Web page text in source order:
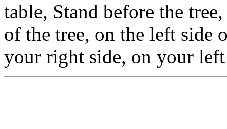
table, Stand before the
of the tree, on the left side
your right side, on your